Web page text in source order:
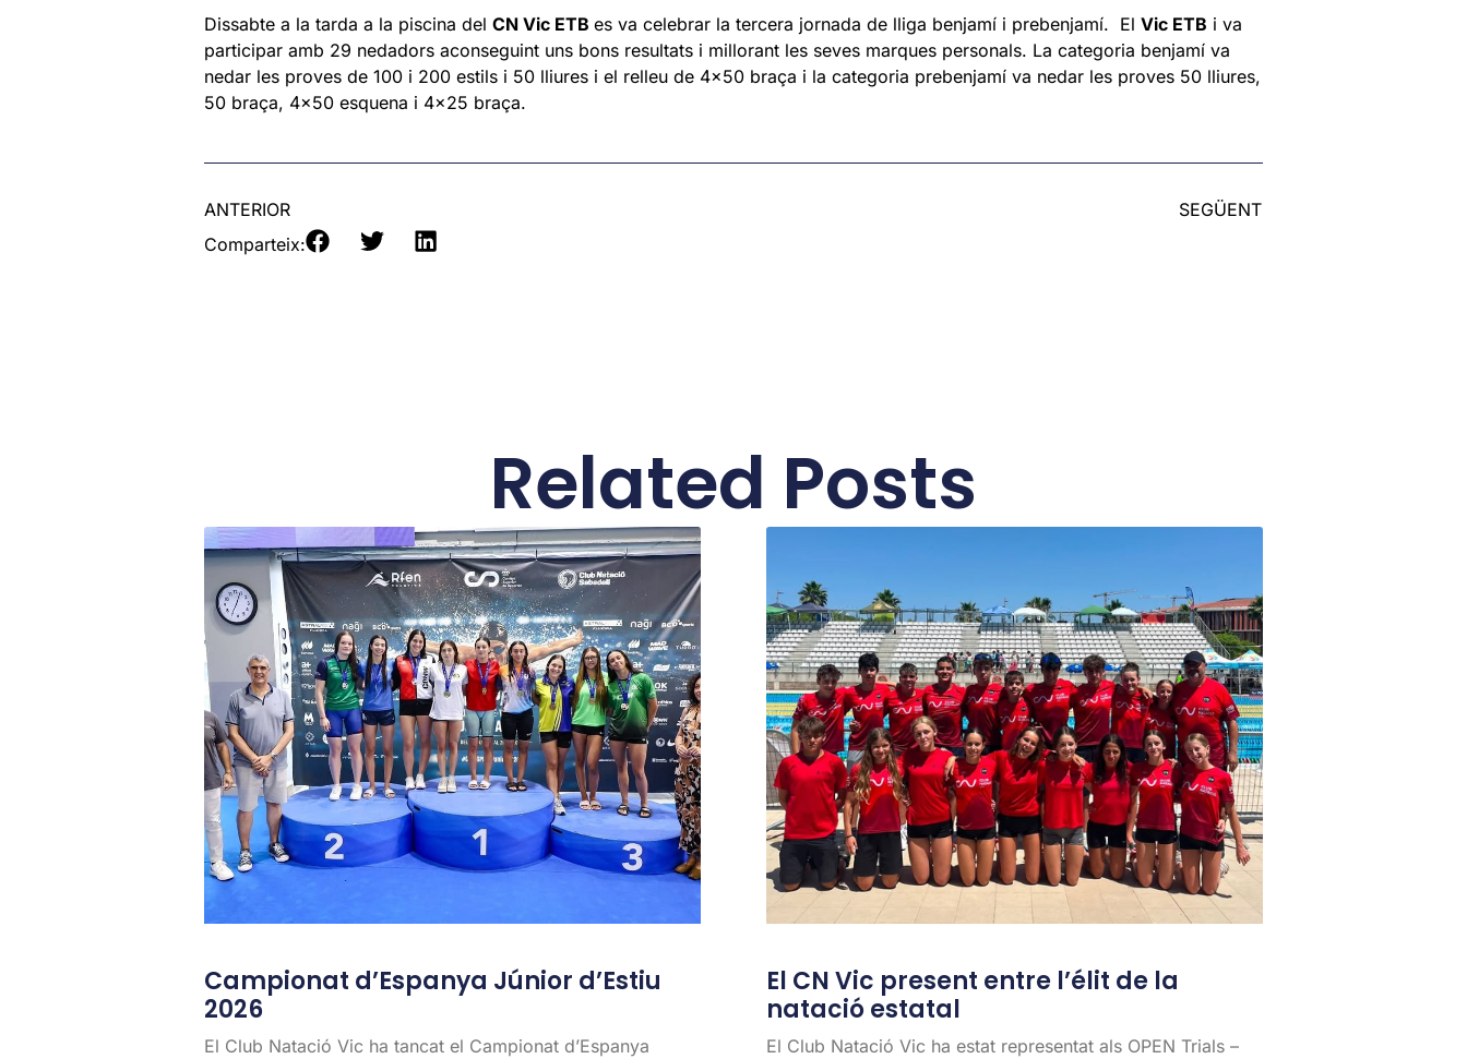
Dissabte a la tarda a la piscina del CN Vic ETB es va celebrar la tercera jornada de lliga benjamí i prebenjamí. El Vic ETB i va
participar amb 29 nedadors aconseguint uns bons resultats i millorant les seves marques personals. La categoria benjamí va
nedar les proves de 100 i 200 estils i 50 lliures i el relleu de 4×50 braça i la categoria prebenjamí va nedar les proves 50 lliures,
50 braça, 4×50 esquena i 4×25 braça.
ANTERIOR
SEGÜENT
Comparteix:
Related Posts
Campionat d’Espanya Júnior d’Estiu
2026
El Club Natació Vic ha tancat el Campionat d’Espanya
El CN Vic present entre l’élit de la
natació estatal
El Club Natació Vic ha estat representat als OPEN Trials –